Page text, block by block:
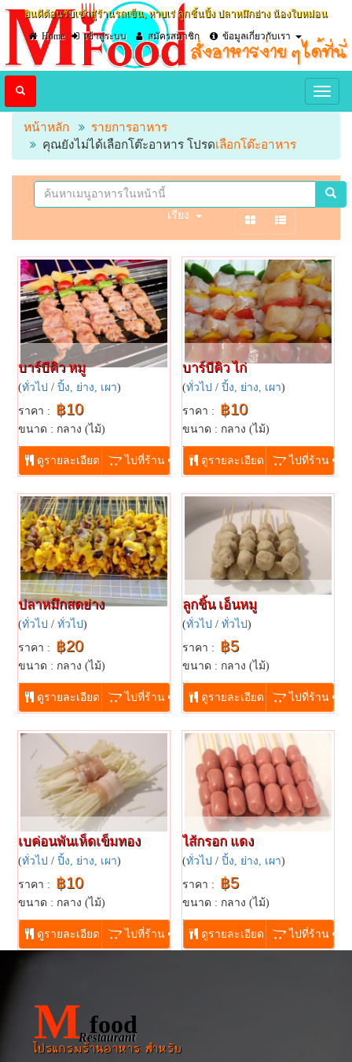
ยินดีต้อนรับเข้าสู่ร้านรถเข็น, หาบเร่ ลูกชิ้นปิ้ง ปลาหมึกย่าง น้องใบหม่อน
Home
เข้าสู่ระบบ สมัครสมาชิก ข้อมูลเกี่ยวกับเรา
หน้าหลัก
รายการอาหาร
คุณยังไม่ได้เลือกโต๊ะอาหาร โปรดเลือกโต๊ะอาหาร
เรียง
บาร์บีคิว หมู
(ทั่วไป / ปิ้ง, ย่าง, เผา)
ราคา : ฿10
ขนาด : กลาง (ไม้)
...
ดูรายละเอียด ไปที่ร้าน
บาร์บีคิว ไก่
(ทั่วไป / ปิ้ง, ย่าง, เผา)
ราคา : ฿10
ขนาด : กลาง (ไม้)
...
ดูรายละเอียด ไปที่ร้าน
ปลาหมึกสดย่าง
(ทั่วไป / ทั่วไป)
ราคา : ฿20
ขนาด : กลาง (ไม้)
...
ดูรายละเอียด ไปที่ร้าน
ลูกชิ้น เอ็นหมู
(ทั่วไป / ทั่วไป)
ราคา : ฿5
ขนาด : กลาง (ไม้)
...
ดูรายละเอียด ไปที่ร้าน
เบค่อนพันเห็ดเข็มทอง
(ทั่วไป / ปิ้ง, ย่าง, เผา)
ราคา : ฿10
ขนาด : กลาง (ไม้)
...
ดูรายละเอียด ไปที่ร้าน
ไส้กรอก แดง
(ทั่วไป / ปิ้ง, ย่าง, เผา)
ราคา : ฿5
ขนาด : กลาง (ไม้)
...
ดูรายละเอียด ไปที่ร้าน
M food
Restaurant
โปรแกรมร้านอาหาร สำหรับ